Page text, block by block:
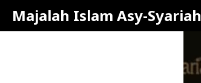
Majalah Islam Asy-Syariah